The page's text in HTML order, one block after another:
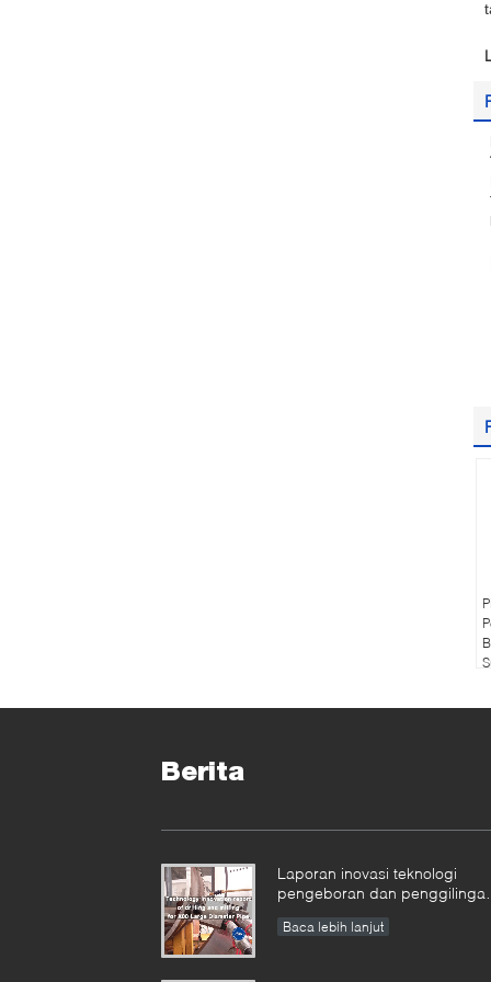
Berita
Laporan inovasi teknologi
pengeboran dan penggilingan
X80-SFM3648H
Baca lebih lanjut